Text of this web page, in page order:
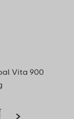
Vita 900